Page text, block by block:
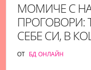
МОМИЧЕ С
ПРОГОВОРИ:
СЕБЕ СИ, В
ОТ БД ОНЛАЙН